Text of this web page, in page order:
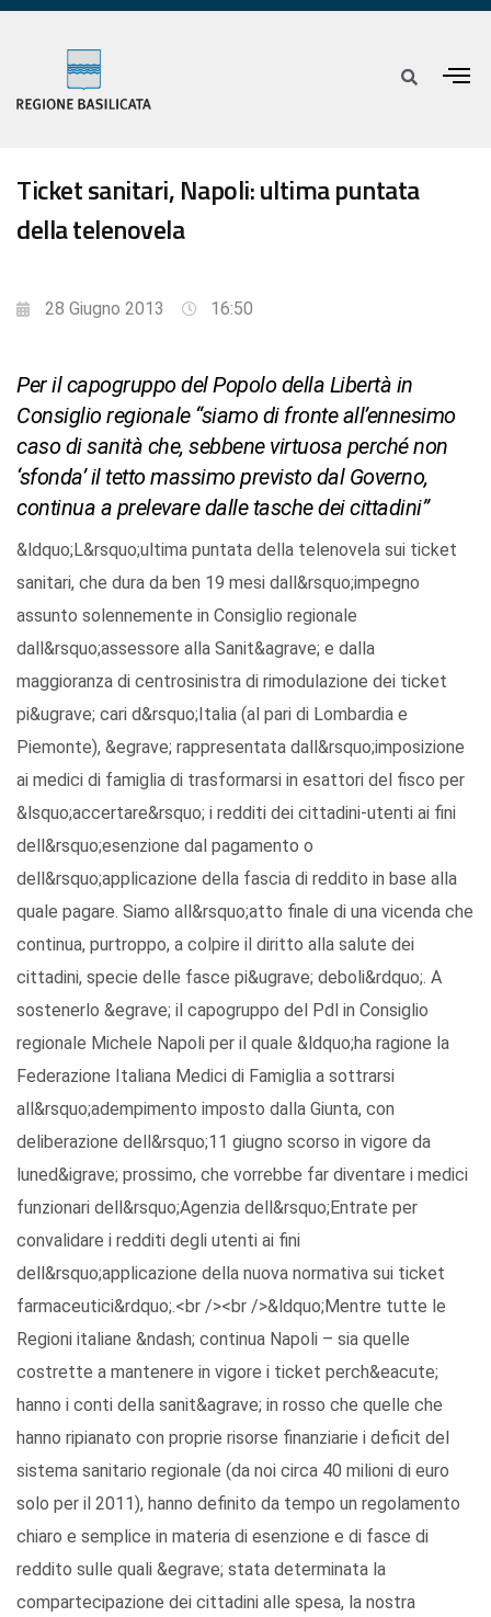
Ticket sanitari, Napoli: ultima puntata
della telenovela
28 Giugno 2013 16:50
Per il capogruppo del Popolo della Libertà in
Consiglio regionale “siamo di fronte all’ennesimo
caso di sanità che, sebbene virtuosa perché non
‘sfonda’ il tetto massimo previsto dal Governo,
continua a prelevare dalle tasche dei cittadini”
&ldquo;L&rsquo;ultima puntata della telenovela sui ticket
sanitari, che dura da ben 19 mesi dall&rsquo;impegno
assunto solennemente in Consiglio regionale
dall&rsquo;assessore alla Sanit&agrave; e dalla
maggioranza di centrosinistra di rimodulazione dei ticket
pi&ugrave; cari d&rsquo;Italia (al pari di Lombardia e
Piemonte), &egrave; rappresentata dall&rsquo;imposizione
ai medici di famiglia di trasformarsi in esattori del fisco per
&lsquo;accertare&rsquo; i redditi dei cittadini-utenti ai fini
dell&rsquo;esenzione dal pagamento o
dell&rsquo;applicazione della fascia di reddito in base alla
quale pagare. Siamo all&rsquo;atto finale di una vicenda che
continua, purtroppo, a colpire il diritto alla salute dei
cittadini, specie delle fasce pi&ugrave; deboli&rdquo;. A
sostenerlo &egrave; il capogruppo del Pdl in Consiglio
regionale Michele Napoli per il quale &ldquo;ha ragione la
Federazione Italiana Medici di Famiglia a sottrarsi
all&rsquo;adempimento imposto dalla Giunta, con
deliberazione dell&rsquo;11 giugno scorso in vigore da
luned&igrave; prossimo, che vorrebbe far diventare i medici
funzionari dell&rsquo;Agenzia dell&rsquo;Entrate per
convalidare i redditi degli utenti ai fini
dell&rsquo;applicazione della nuova normativa sui ticket
farmaceutici&rdquo;.<br /><br />&ldquo;Mentre tutte le
Regioni italiane &ndash; continua Napoli – sia quelle
costrette a mantenere in vigore i ticket perch&eacute;
hanno i conti della sanit&agrave; in rosso che quelle che
hanno ripianato con proprie risorse finanziarie i deficit del
sistema sanitario regionale (da noi circa 40 milioni di euro
solo per il 2011), hanno definito da tempo un regolamento
chiaro e semplice in materia di esenzione e di fasce di
reddito sulle quali &egrave; stata determinata la
compartecipazione dei cittadini alle spesa, la nostra